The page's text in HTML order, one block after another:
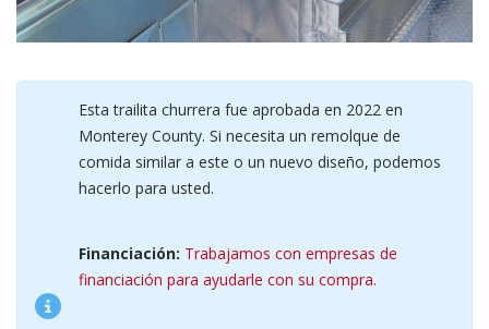
Esta trailita churrera fue aprobada en 2022 en
Monterey County. Si necesita un remolque de
comida similar a este o un nuevo diseño, podemos
hacerlo para usted.
Financiación: Trabajamos con empresas de
financiación para ayudarle con su compra.